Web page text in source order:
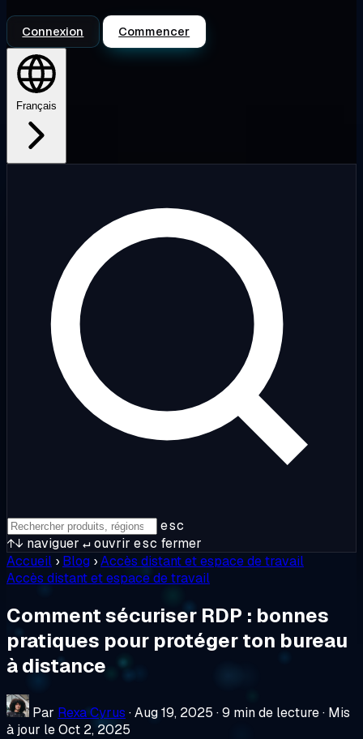
Connexion Commencer
Français
esc
↑↓ naviguer ↵ouvrir esc fermer
Accueil › Blog ›Accès distant et espace de travail
Accès distant et espace de travail
Comment sécuriser RDP : bonnes
pratiques pour protéger ton bureau
à distance
Par Rexa Cyrus ·Aug 19, 2025 ·9 min de lecture· Mis
à jour le Oct 2, 2025